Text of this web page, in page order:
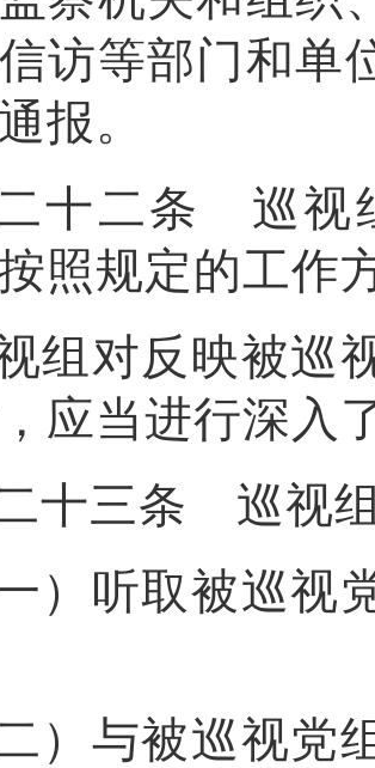
访等部门和单
报。
十二条 巡视
照规定的工作
组对反映被巡
应当进行深入
十三条 巡视
一）听取被巡
二）与被巡视